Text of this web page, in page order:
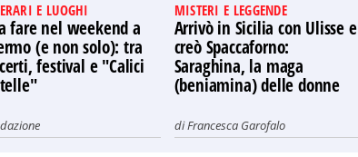
E LUOGHI
fare nel weekend a
(e non solo): tra
festival e "Calici
MISTERI E LEGGENDE
Arrivò in Sicilia con Ulisse e
creò Spaccaforno:
Saraghina, la maga
(beniamina) delle donne
diFrancesca Garofalo